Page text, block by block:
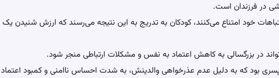
در فرزندان است.
خود امتناع می‌کنند، کودکان به تدریج به این نتیجه می‌رسند که ارزش شنیدن یک
در بزرگسالی به کاهش اعتماد به نفسو مشکلات ارتباطی منجر شود.
پسری بود که به دلیل عدم عذرخواهی والدینش، به شدت احساس ناامنی و کمبود اعتماد